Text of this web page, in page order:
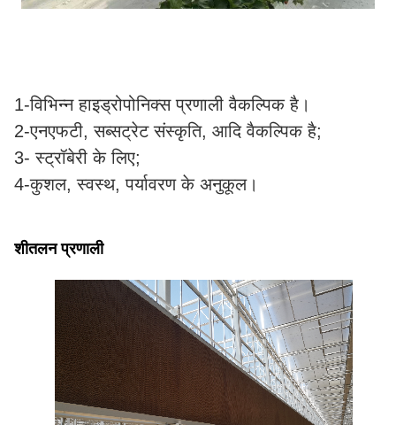
1-विभिन्न हाइड्रोपोनिक्स प्रणाली वैकल्पिक है।
2-एनएफटी, सब्सट्रेट संस्कृति, आदि वैकल्पिक है;
3- स्ट्रॉबेरी के लिए;
4-कुशल, स्वस्थ, पर्यावरण के अनुकूल।
शीतलन प्रणाली